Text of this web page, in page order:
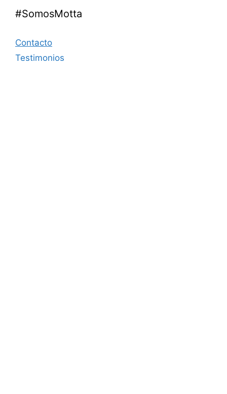
#SomosMotta
Contacto
Testimonios